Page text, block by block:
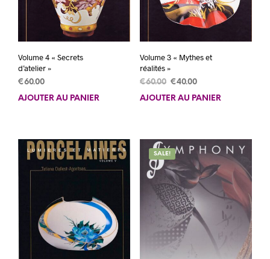
Volume 4 « Secrets
d’atelier »
€60.00
AJOUTER AU PANIER
Volume 3 « Mythes et
réalités »
€60.00 Le
prix
€40.00Le
prix
AJOUTER AU PANIER
SALE!